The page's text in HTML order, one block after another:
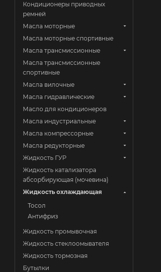
Кондиционеры приводных
ремней
Масла моторные
Масла моторные спортивные
Масла трансмиссионные
Масла трансмиссионные
спортивные
Масла вилочные
Масла гидравлические
Масло для кондиционеров
Масла индустриальные
Масла компрессорные
Масла редукторные
Жидкость ГУР
Жидкость катализатора
абсорбирующая (мочевина)
Жидкость охлаждающая
Тосол
Антифриз
Жидкость промывочная
Жидкость стеклоомывателя
Жидкость тормозная
Бутылки